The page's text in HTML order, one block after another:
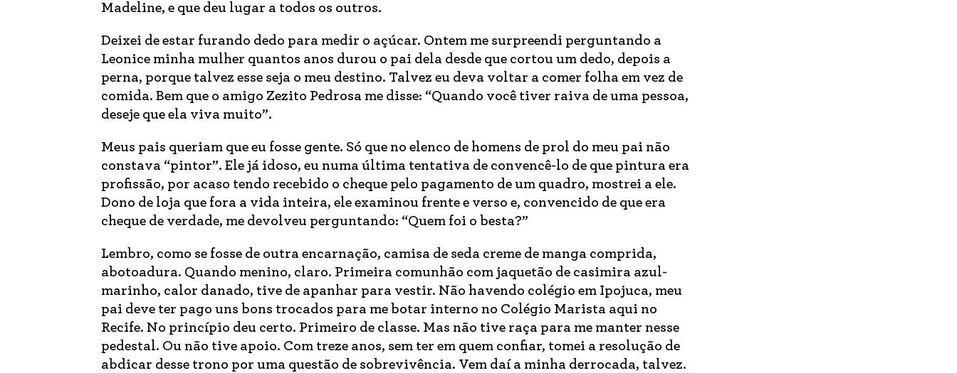
Madeline, e que deu lugar a todos os outros.
Deixei de estar furando dedo para medir o açúcar. Ontem me surpreendi perguntando a
Leonice minha mulher quantos anos durou o pai dela desde que cortou um dedo, depois a
perna, porque talvez esse seja o meu destino. Talvez eu deva voltar a comer folha em vez de
comida. Bem que o amigo Zezito Pedrosa me disse: “Quando você tiver raiva de uma pessoa,
deseje que ela viva muito”.
Meus pais queriam que eu fosse gente. Só que no elenco de homens de prol do meu pai não
constava “pintor”. Ele já idoso, eu numa última tentativa de convencê-lo de que pintura era
profissão, por acaso tendo recebido o cheque pelo pagamento de um quadro, mostrei a ele.
Dono de loja que fora a vida inteira, ele examinou frente e verso e, convencido de que era
cheque de verdade, me devolveu perguntando: “Quem foi o besta?”
Lembro, como se fosse de outra encarnação, camisa de seda creme de manga comprida,
abotoadura. Quando menino, claro. Primeira comunhão com jaquetão de casimira azul-
marinho, calor danado, tive de apanhar para vestir. Não havendo colégio em Ipojuca, meu
pai deve ter pago uns bons trocados para me botar interno no Colégio Marista aqui no
Recife. No princípio deu certo. Primeiro de classe. Mas não tive raça para me manter nesse
pedestal. Ou não tive apoio. Com treze anos, sem ter em quem confiar, tomei a resolução de
abdicar desse trono por uma questão de sobrevivência. Vem daí a minha derrocada, talvez.